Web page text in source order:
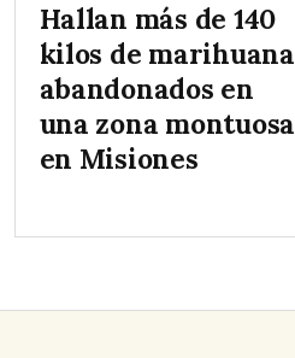
Hallan más de 140
kilos de marihuana
abandonados en
una zona montuosa
en Misiones